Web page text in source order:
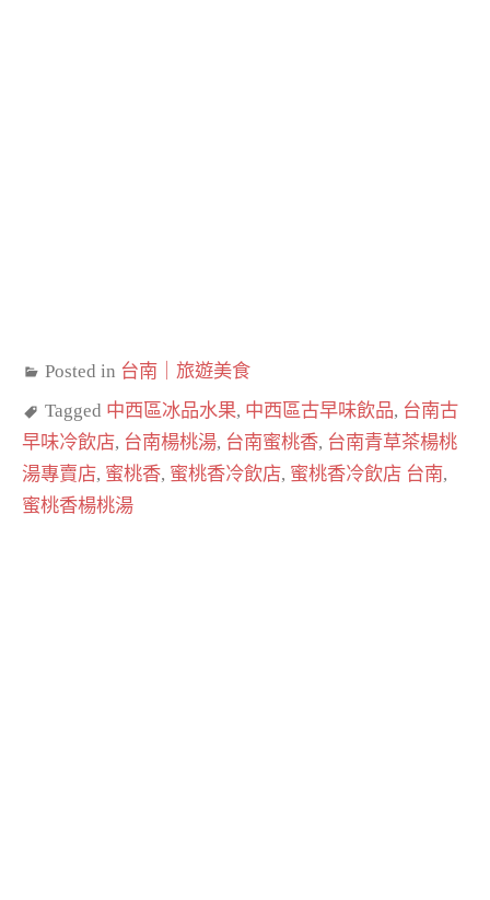
Posted in 台南｜旅遊美食
Tagged 中西區冰品水果, 中西區古早味飲品, 台南古
早味冷飲店, 台南楊桃湯, 台南蜜桃香, 台南青草茶楊桃
湯專賣店, 蜜桃香, 蜜桃香冷飲店, 蜜桃香冷飲店 台南,
蜜桃香楊桃湯